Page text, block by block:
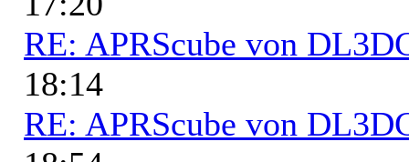
RE: APRScube von
18:14
RE: APRScube von